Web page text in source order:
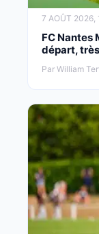
7 AOÛT 2026,
FC Nantes
départ,
Par William